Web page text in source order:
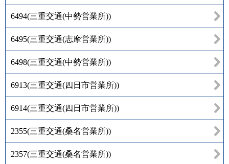
6494(三重交通(中勢営業所))
6495(三重交通(志摩営業所))
6498(三重交通(中勢営業所))
6913(三重交通(四日市営業所))
6914(三重交通(四日市営業所))
2355(三重交通(桑名営業所))
2357(三重交通(桑名営業所))